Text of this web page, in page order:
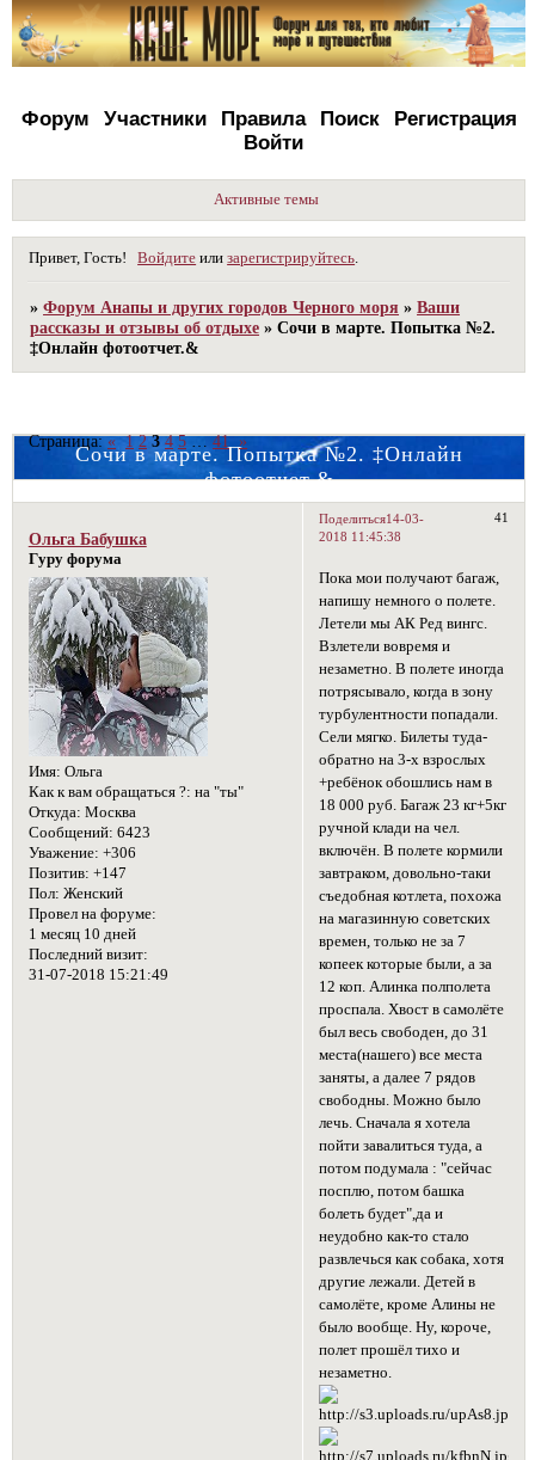
Форум Участники Правила Поиск
Регистрация
Войти
Активные темы
Привет, Гость! Войдите илизарегистрируйтесь
»Форум Анапы и других городов Черного моря »Ваши
рассказы и отзывы об отдыхе »Сочи в марте. Попытка №2.
‡Онлайн фотоотчет.&
Сочи в марте. Попытка №2. ‡Онлайн
фотоотчет.&
Страница:« 1 2 3 4 5 … 41 »
Поделиться 41
14-03-
2018 11:45:38
Ольга Бабушка
Гуру форума
Имя: Ольга
Как к вам обращаться ?: на "ты"
Откуда: Москва
Сообщений: 6423
Уважение: +306
Позитив: +147
Пол: Женский
Провел на форуме:
1 месяц 10 дней
Последний визит:
31-07-2018 15:21:49
Пока мои получают багаж,
напишу немного о полете.
Летели мы АК Ред вингс.
Взлетели вовремя и
незаметно. В полете иногда
потрясывало, когда в зону
турбулентности попадали.
Сели мягко. Билеты туда-
обратно на 3-х взрослых
+ребёнок обошлись нам в
18 000 руб. Багаж 23 кг+5кг
ручной клади на чел.
включён. В полете кормили
завтраком, довольно-таки
съедобная котлета, похожа
на магазинную советских
времен, только не за 7
копеек которые были, а за
12 коп. Алинка полполета
проспала. Хвост в самолёте
был весь свободен, до 31
места(нашего) все места
заняты, а далее 7 рядов
свободны. Можно было
лечь. Сначала я хотела
пойти завалиться туда, а
потом подумала : "сейчас
посплю, потом башка
болеть будет",да и
неудобно как-то стало
развлечься как собака, хотя
другие лежали. Детей в
самолёте, кроме Алины не
было вообще. Ну, короче,
полет прошёл тихо и
незаметно.